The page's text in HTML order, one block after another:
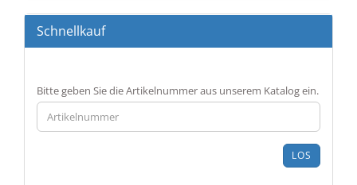
Schnellkauf
BITTE
GEBEN
SIE
DIE
Bitte geben Sie die Artikelnummer aus unserem Katalog ein.
LOS